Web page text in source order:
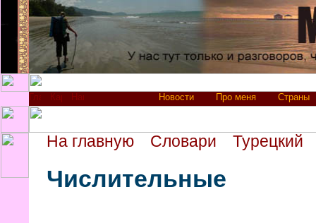
Новости Про меня Страны
На главную Словари Турецкий
Числительные